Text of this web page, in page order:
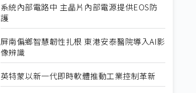
系統內部電路中 主晶片內部電源提供EOS防
護
屏南偏鄉智慧韌性扎根 東港安泰醫院導入AI影
像辨識
英特蒙以新一代即時軟體推動工業控制革新